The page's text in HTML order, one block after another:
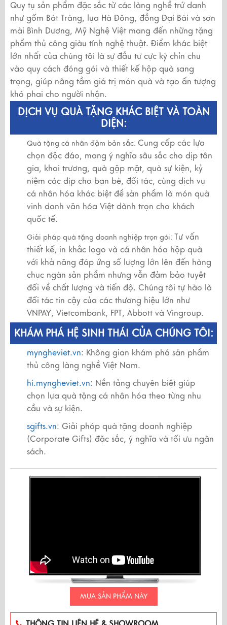
Quy tụ sản phẩm đặc sắc từ các làng nghề trứ danh
như gốm Bát Tràng, lụa Hà Đông, đồng Đại Bái và sơn
mài Bình Dương, Mỹ Nghệ Việt mang đến những tặng
phẩm thủ công giàu tính nghệ thuật. Điểm khác biệt
lớn nhất của chúng tôi là sự đầu tư cực kỳ chỉn chu
vào quy cách đóng gói và thiết kế hộp quà sang
trọng, giúp nâng tầm giá trị món quà và tạo ấn tượng
khó phai cho người nhận.
DỊCH VỤ QUÀ TẶNG KHÁC BIỆT VÀ TOÀN
DIỆN:
Quà tặng cá nhân đậm bản sắc: Cung cấp các lựa
chọn độc đáo, mang ý nghĩa sâu sắc cho dịp tân
gia, khai trương, quà gặp mặt, quà sự kiện, kỷ
niệm các dịp cho bạn bè, đối tác, cùng dịch vụ
cá nhân hóa khác biệt để sản phẩm là món quà
vinh danh văn hóa Việt dành trọn cho khách
quốc tế.
Giải pháp quà tặng doanh nghiệp trọn gói: Tư vấn
thiết kế, in khắc logo và cá nhân hóa hộp quà
với khả năng đáp ứng số lượng lớn lên đến hàng
chục ngàn sản phẩm nhưng vẫn đảm bảo tuyệt
đối về chất lượng và tiến độ. Chúng tôi tự hào là
đối tác tin cậy của các thương hiệu lớn như
VNPAY, Vietcombank, FPT, Abbott và Vingroup.
KHÁM PHÁ HỆ SINH THÁI CỦA CHÚNG TÔI:
myngheviet.vn: Không gian khám phá sản phẩm
thủ công làng nghề Việt Nam.
hi.myngheviet.vn: Nền tảng chuyên biệt giúp
chọn lựa quà tặng cá nhân hóa theo từng nhu
cầu và sự kiện.
sgifts.vn: Giải pháp quà tặng doanh nghiệp
(Corporate Gifts) đặc sắc, ý nghĩa và tối ưu ngân
sách.
MUA SẢN PHẨM NÀY